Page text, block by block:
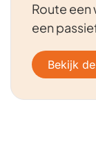
Route een
een
Bekijk